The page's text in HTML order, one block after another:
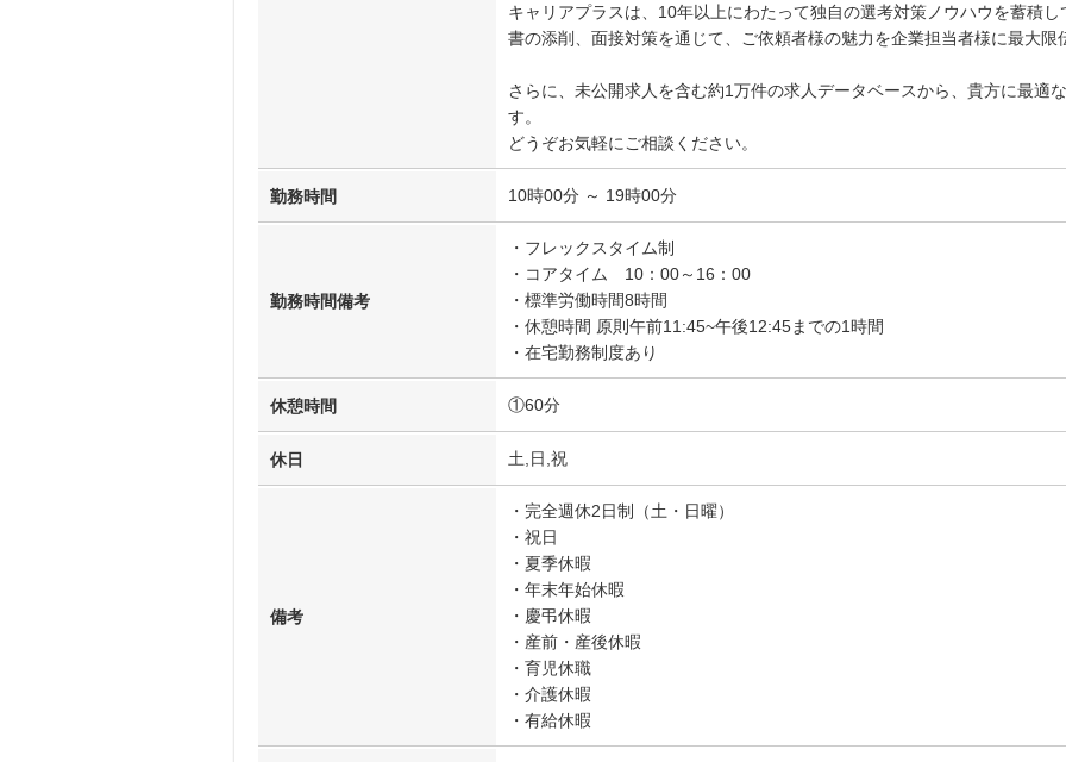
キャリアプラスは、10年以上にわたって独自の選考対策ノウハウを蓄積
書の添削、面接対策を通じて、ご依頼者様の魅力を企業担当者様に最大
さらに、未公開求人を含む約1万件の求人データベースから、貴方に最適
す。
どうぞお気軽にご相談ください。
勤務時間 10時00分 ～ 19時00分
勤務時間備考
・フレックスタイム制
・コアタイム 10：00～16：00
・標準労働時間8時間
・休憩時間 原則午前11:45~午後12:45までの1時間
・在宅勤務制度あり
休憩時間 ①60分
休日 土,日,祝
備考
・完全週休2日制（土・日曜）
・祝日
・夏季休暇
・年末年始休暇
・慶弔休暇
・産前・産後休暇
・育児休職
・介護休暇
・有給休暇